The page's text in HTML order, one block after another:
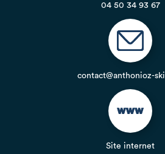
04 50 34 93 67
contact@anthonioz-
Site internet